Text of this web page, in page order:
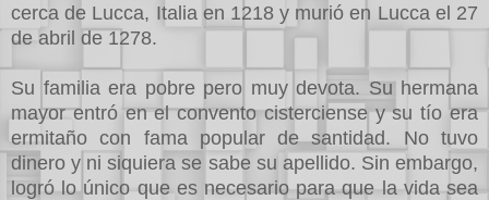
cerca de Lucca, Italia en 1218 y murió en Lucca el 27
de abril de 1278.
Su familia era pobre pero muy devota. Su hermana
mayor entró en el convento cisterciense y su tío era
ermitaño con fama popular de santidad. No tuvo
dinero y ni siquiera se sabe su apellido. Sin embargo,
logró lo único que es necesario para que la vida sea